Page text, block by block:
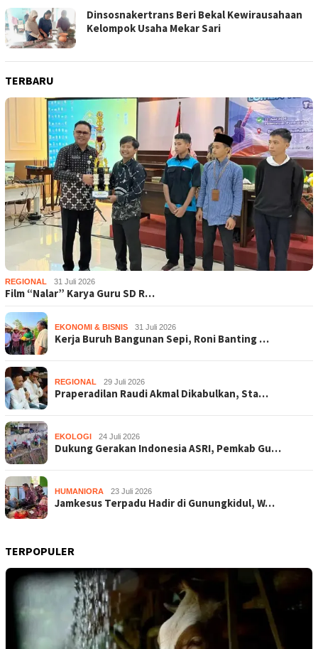
Dinsosnakertrans Beri Bekal Kewirausahaan
Kelompok Usaha Mekar Sari
TERBARU
REGIONAL 31 Juli 2026
Film “Nalar” Karya Guru SD R…
EKONOMI & BISNIS 31 Juli 2026
Kerja Buruh Bangunan Sepi, Roni Banting …
REGIONAL 29 Juli 2026
Praperadilan Raudi Akmal Dikabulkan, Sta…
EKOLOGI 24 Juli 2026
Dukung Gerakan Indonesia ASRI, Pemkab Gu…
HUMANIORA 23 Juli 2026
Jamkesus Terpadu Hadir di Gunungkidul, W…
TERPOPULER